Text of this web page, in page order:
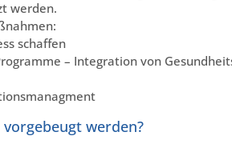
werden.
schaffen
– Integration von
werden?